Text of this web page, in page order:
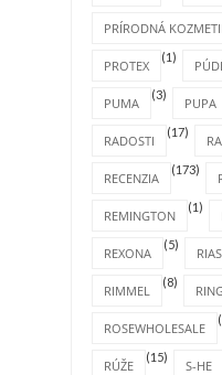
PRÍRODNÁ
PROTEX
(1)
PUMA
(3)
PUPA
RADOSTI
(17)
RECENZIA
(173)
REMINGTON
(1)
REXONA
(5)
RIMMEL
(8)
ROSEWHOLESALE
RÚŽE
(15)
S-HE